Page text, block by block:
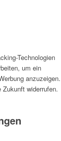
Technologien
um ein
anzuzeigen.
widerrufen.